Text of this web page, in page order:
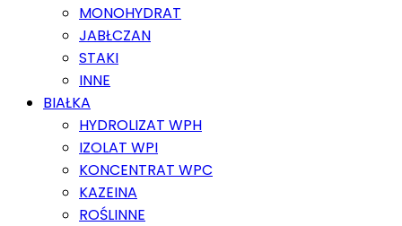
MONOHYDRAT
JABŁCZAN
STAKI
INNE
BIAŁKA
HYDROLIZAT WPH
IZOLAT WPI
KONCENTRAT WPC
KAZEINA
ROŚLINNE